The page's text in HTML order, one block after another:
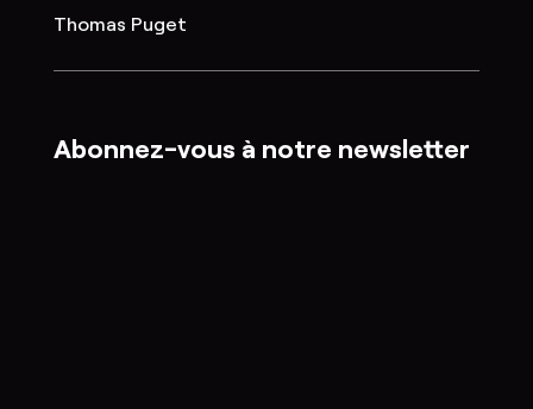
Thomas Puget
Abonnez-vous à notre newsletter